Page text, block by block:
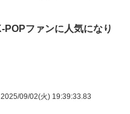
POPファンに人気になり
2025/09/02(火) 19:39:33.83